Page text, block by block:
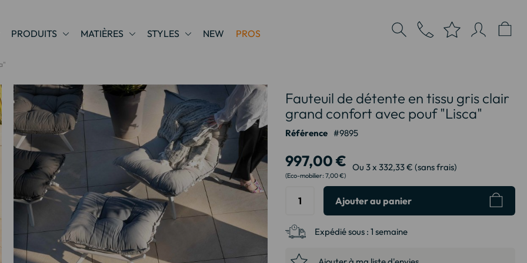
PRODUITS MATIÈRES STYLES NEW PROS
Fauteuil de détente en tissu gris clair
grand confort avec pouf "Lisca"
Référence 9895
997,00 €
7,00 €
Ou 3 x 332,33 € (sans frais)
Ajouter au panier
Expédié sous : 1 semaine